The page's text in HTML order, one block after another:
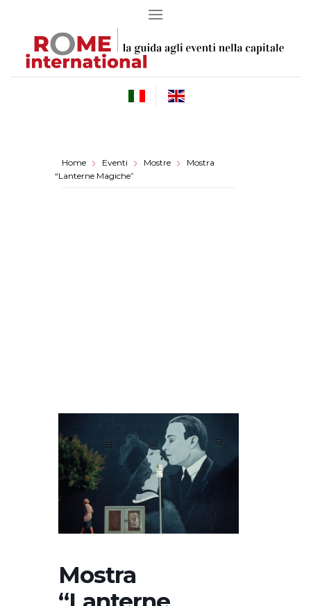
Home Eventi Mostre
Mostra
“Lanterne Magiche”
Mostra